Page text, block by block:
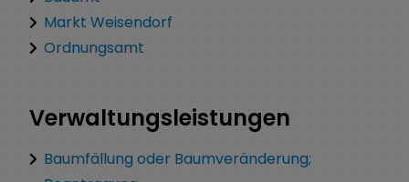
Markt Weisendorf
Ordnungsamt
Verwaltungsleistungen
Baumfällung oder Baumveränderung;